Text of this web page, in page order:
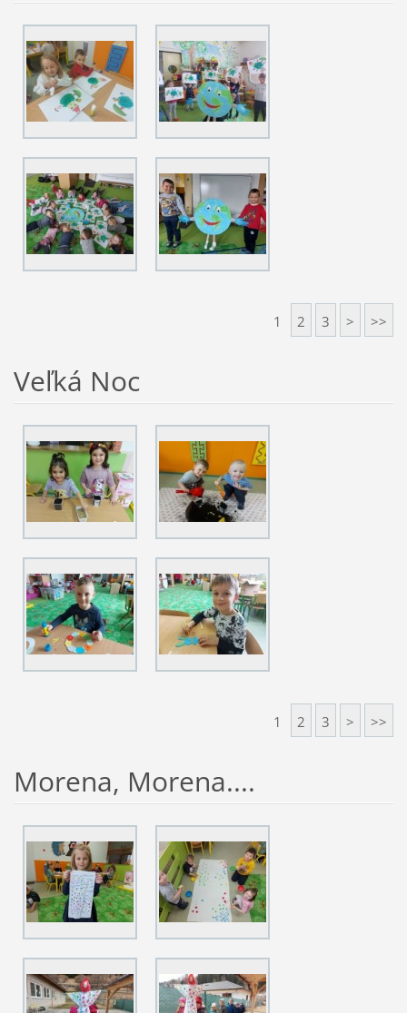
1 2 3 > >>
Veľká Noc
1 2 3 > >>
Morena, Morena....